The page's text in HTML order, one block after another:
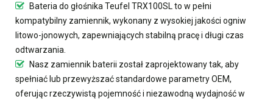
Bateria do głośnika Teufel TRX100SL to w pełni
kompatybilny zamiennik, wykonany z wysokiej jakości ogniw
litowo-jonowych, zapewniających stabilną pracę i długi czas
odtwarzania.
Nasz zamiennik baterii został zaprojektowany tak, aby
spełniać lub przewyższać standardowe parametry OEM,
oferując rzeczywistą pojemność i niezawodną wydajność w